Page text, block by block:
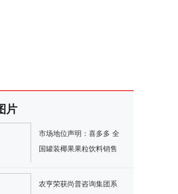
片
市场地位声明：喜多多 全
国罐装椰果果粒饮料销售
农亨荣获尚普咨询集团系